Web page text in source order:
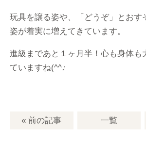
玩具を譲る姿や、「どうぞ」とおす
姿が着実に増えてきています。
進級まであと１ヶ月半！心も身体も
ていますね(^^♪
« 前の記事 一覧